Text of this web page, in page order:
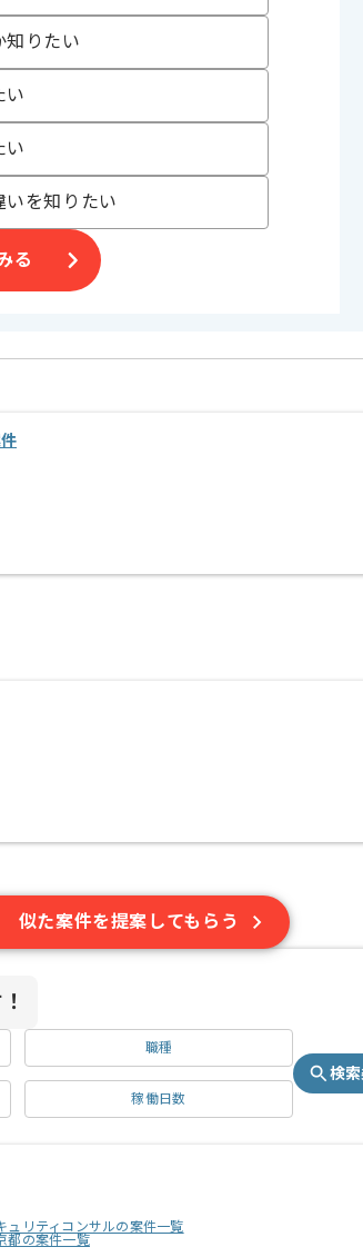
字経営を継続し、2024年度には年商1428億円ま
です。
知りたい
い
い
いを知りたい
る
似た案件を提案してもらう
職種
稼働日数
検
ュリティコンサルの案件一覧
都の案件一覧